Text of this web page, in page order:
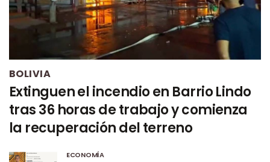
BOLIVIA
Extinguen el incendio en Barrio Lindo
tras 36 horas de trabajo y comienza
la recuperación del terreno
ECONOMÍA